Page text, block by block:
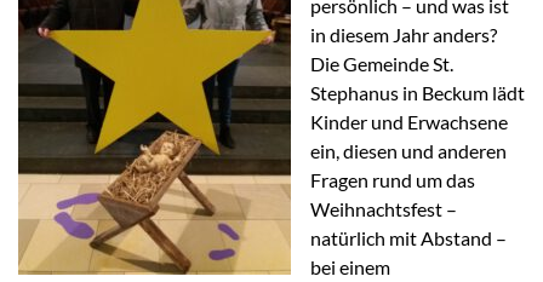
persönlich – und was ist
in diesem Jahr anders?
Die Gemeinde St.
Stephanus in Beckum lädt
Kinder und Erwachsene
ein, diesen und anderen
Fragen rund um das
Weihnachtsfest –
natürlich mit Abstand –
bei einem